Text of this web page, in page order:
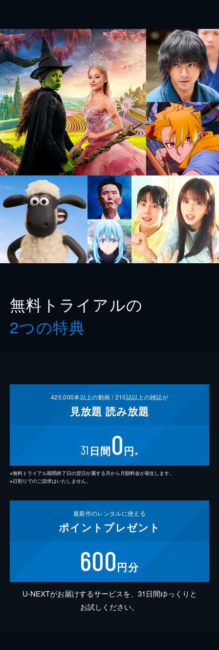
無料トライアルの
2つの特典
420,000本以上の動画 /210誌以上の雑誌が
見放題 読み放題
31 日間0円 ※
※無料トライアル期間終了日の翌日が属する月から月額料金が発生します。
※日割りでのご請求はいたしません。
最新作のレンタルに使える
ポイント プレゼント
600円分
U-NEXTがお届けするサービスを、31日間ゆっくりと
お試しください。